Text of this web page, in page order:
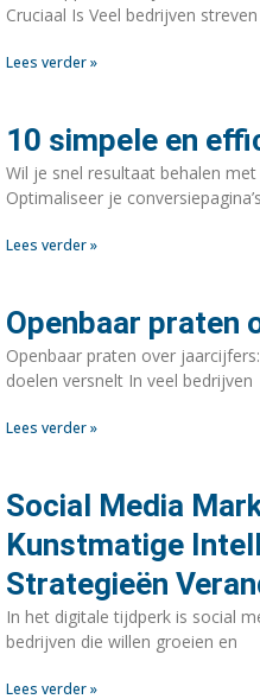
Cruciaal Is Veel bedrijven
Lees verder »
10 simpele en
Wil je snel resultaat behalen
Optimaliseer je conversiepagina’s
Lees verder »
Openbaar praten
Openbaar praten over
doelen versnelt In veel bedrijven
Lees verder »
Social Media
Kunstmatige
Strategieën
In het digitale tijdperk is social
bedrijven die willen groeien en
Lees verder »